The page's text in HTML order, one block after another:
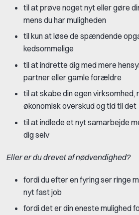
til at prøve noget nyt eller gøre
mens du har muligheden
til kun at løse de spændende
kedsommelige
til at indrette dig med mere
partner eller gamle forældre
til at skabe din egen virksomhed,
økonomisk overskud og tid til det
til at indlede et nyt samarbejde
dig selv
Eller er du drevet af nødvendighed?
fordi du efter en fyring ser ringe
nyt fast job
fordi det er din eneste